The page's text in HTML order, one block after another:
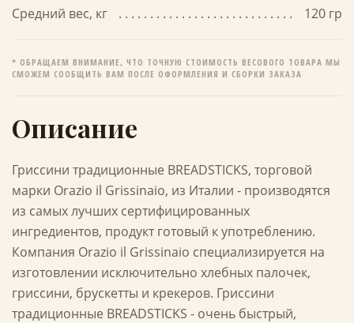
Средний вес, кг
120 гр
* ОБРАЩАЕМ ВНИМАНИЕ, ЧТО ТОЧНУЮ СТОИМОСТЬ ВЕСОВОГО ТОВАРА МЫ
СМОЖЕМ СООБЩИТЬ ВАМ ПОСЛЕ ОФОРМЛЕНИЯ И СБОРКИ ЗАКАЗА
Описание
Гриссини традиционные BREADSTICKS, торговой
марки Orazio il Grissinaio, из Италии - производятся
из самых лучших сертифицированных
ингредиентов, продукт готовый к употреблению.
Компания Orazio il Grissinaio специализируется на
изготовлении исключительно хлебных палочек,
гриссини, брускетты и крекеров. Гриссини
традиционные BREADSTICKS - очень быстрый,